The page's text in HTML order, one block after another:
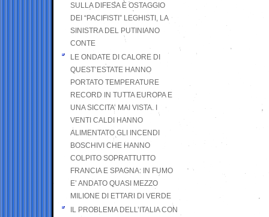
SULLA DIFESA È OSTAGGIO
DEI “PACIFISTI” LEGHISTI, LA
SINISTRA DEL PUTINIANO
CONTE
LE ONDATE DI CALORE DI
QUEST’ESTATE HANNO
PORTATO TEMPERATURE
RECORD IN TUTTA EUROPA E
UNA SICCITA’ MAI VISTA. I
VENTI CALDI HANNO
ALIMENTATO GLI INCENDI
BOSCHIVI CHE HANNO
COLPITO SOPRATTUTTO
FRANCIA E SPAGNA: IN FUMO
E’ ANDATO QUASI MEZZO
MILIONE DI ETTARI DI VERDE
IL PROBLEMA DELL’ITALIA CON